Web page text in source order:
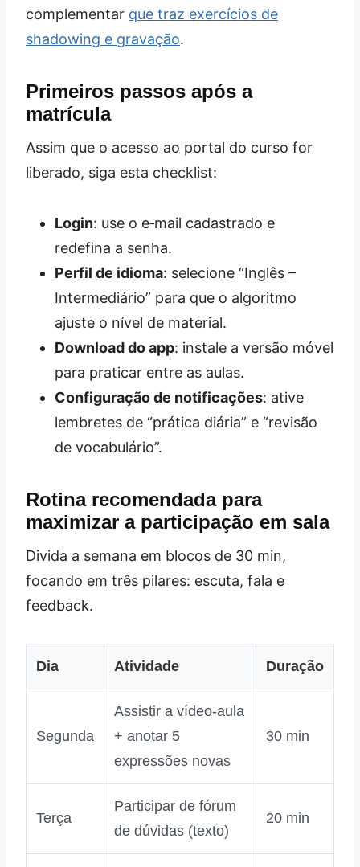
complementar que traz exercícios de
shadowing e gravação.
Primeiros passos após a
matrícula
Assim que o acesso ao portal do curso for
liberado, siga esta checklist:
Login: use o e‑mail cadastrado e
redefina a senha.
Perfil de idioma: selecione “Inglês –
Intermediário” para que o algoritmo
ajuste o nível de material.
Download do app: instale a versão móvel
para praticar entre as aulas.
Configuração de notificações: ative
lembretes de “prática diária” e “revisão
de vocabulário”.
Rotina recomendada para
maximizar a participação em sala
Divida a semana em blocos de 30 min,
focando em três pilares: escuta, fala e
feedback.
Dia Atividade Duração
Segunda
Assistir a vídeo‑aula
+ anotar 5
expressões novas
30 min
Terça
Participar de fórum
de dúvidas (texto)
20 min